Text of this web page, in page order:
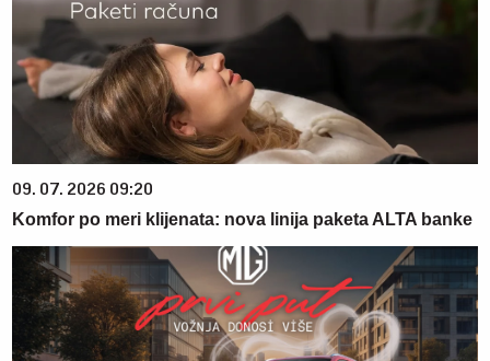
09. 07. 2026 09:20
Komfor po meri klijenata: nova linija paketa ALTA banke